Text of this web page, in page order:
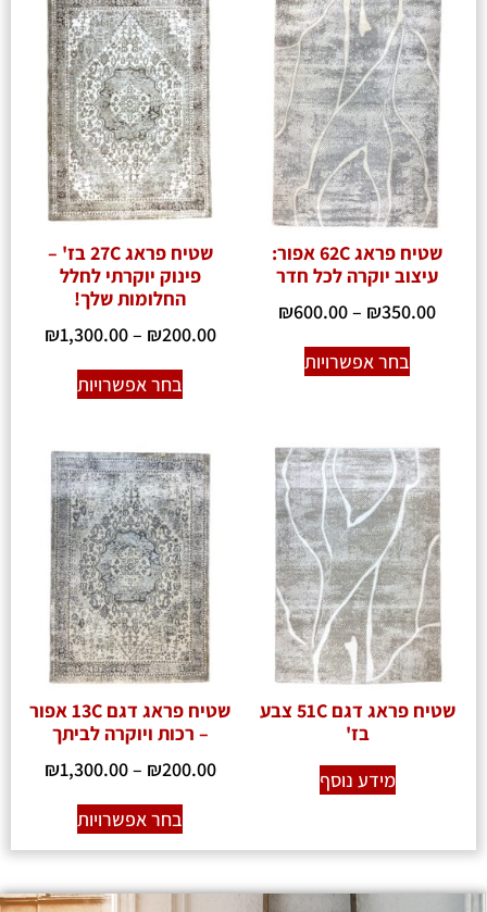
שטיח פראג 62C אפור:
עיצוב יוקרה לכל חדר
₪350.00
–
₪600.00
בחר אפשרויות
שטיח פראג 27C בז' –
פינוק יוקרתי לחלל
החלומות שלך!
₪200.00
–
₪1,300.00
בחר אפשרויות
שטיח פראג דגם 51C צבע
בז'
מידע נוסף
שטיח פראג דגם 13C אפור
– רכות ויוקרה לביתך
₪200.00
–
₪1,300.00
בחר אפשרויות